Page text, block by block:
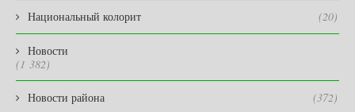
Национальный колорит (20)
Новости
(1 382)
Новости района (372)